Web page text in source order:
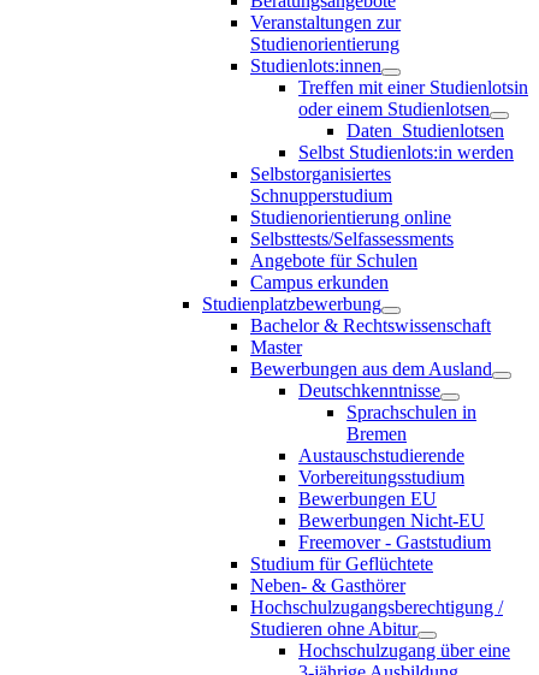
Veranstaltungen zur
Studienorientierung
Studienlots:innen
Treffen mit einer Studienlotsin
oder einem Studienlotsen
Daten_Studienlotsen
Selbst Studienlots:in werden
Selbstorganisiertes
Schnupperstudium
Studienorientierung online
Selbsttests/Selfassessments
Angebote für Schulen
Campus erkunden
Studienplatzbewerbung
Bachelor & Rechtswissenschaft
Master
Bewerbungen aus dem Ausland
Deutschkenntnisse
Sprachschulen in
Bremen
Austauschstudierende
Vorbereitungsstudium
Bewerbungen EU
Bewerbungen Nicht-EU
Freemover - Gaststudium
Studium für Geflüchtete
Neben- & Gasthörer
Hochschulzugangsberechtigung /
Studieren ohne Abitur
Hochschulzugang über eine